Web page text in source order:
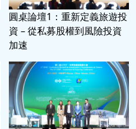
圓桌論壇1：重新定義旅遊投
資 – 從私募股權到風險投資
加速